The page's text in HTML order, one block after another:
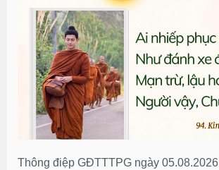
Thông điệp GĐTTTPG ngày 05.08.2026